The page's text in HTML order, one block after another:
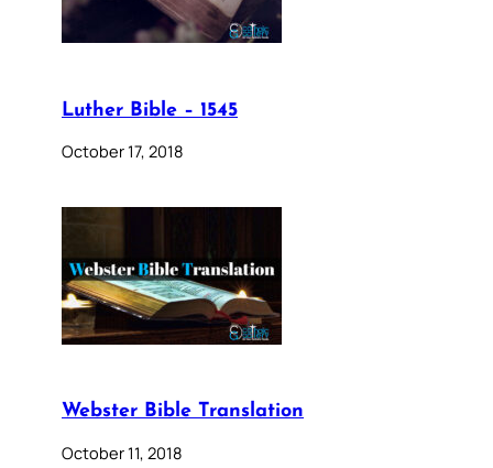
Luther Bible – 1545
October 17, 2018
Webster Bible Translation
October 11, 2018